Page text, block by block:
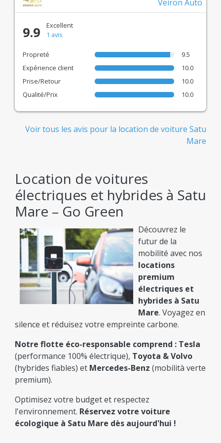
Veiron Auto
9.9
Excellent
1 avis
Propreté
9.5
Expérience client
10.0
Prise/Retour
10.0
Qualité/Prix
10.0
Voir tous les avis pour la location de voiture Satu
Mare
Location de voitures
électriques et hybrides à Satu
Mare – Go Green
Découvrez le
futur de la
mobilité avec nos
locations
premium
électriques et
hybrides à Satu
Mare. Voyagez en
silence et réduisez votre empreinte carbone.
Notre flotte éco-responsable comprend : Tesla
(performance 100% électrique), Toyota & Volvo
(hybrides fiables) et Mercedes-Benz (mobilità verte
premium).
Optimisez votre budget et respectez
l'environnement. Réservez votre voiture
écologique à Satu Mare dès aujourd'hui !